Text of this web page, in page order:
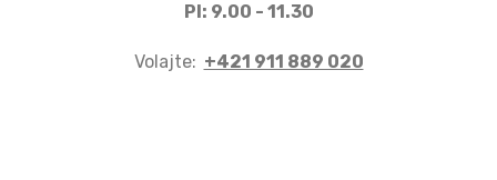
PI: 9.00 - 11.30
Volajte: +421 911 889 020